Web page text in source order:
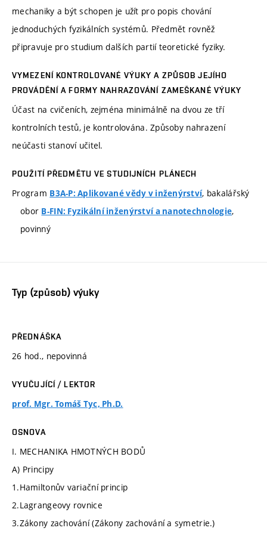
mechaniky a být schopen je užít pro popis chování
jednoduchých fyzikálních systémů. Předmět rovněž
připravuje pro studium dalších partií teoretické fyziky.
VYMEZENÍ KONTROLOVANÉ VÝUKY A ZPŮSOB JEJÍHO
PROVÁDĚNÍ A FORMY NAHRAZOVÁNÍ ZAMEŠKANÉ VÝUKY
Účast na cvičeních, zejména minimálně na dvou ze tří
kontrolních testů, je kontrolována. Způsoby nahrazení
neúčasti stanoví učitel.
POUŽITÍ PŘEDMĚTU VE STUDIJNÍCH PLÁNECH
Program B3A-P: Aplikované vědy v inženýrství, bakalářský
obor B-FIN: Fyzikální inženýrství a nanotechnologie,
povinný
Typ (způsob) výuky
PŘEDNÁŠKA
26 hod., nepovinná
VYUČUJÍCÍ / LEKTOR
prof. Mgr. Tomáš Tyc, Ph.D.
OSNOVA
I. MECHANIKA HMOTNÝCH BODŮ
A) Principy
1.Hamiltonův variační princip
2.Lagrangeovy rovnice
3.Zákony zachování (Zákony zachování a symetrie.)